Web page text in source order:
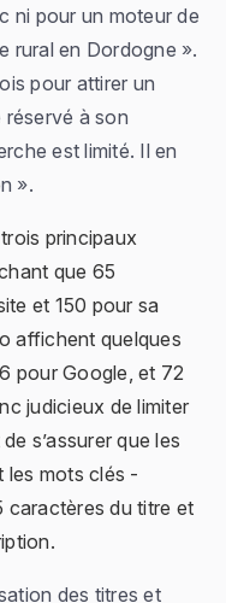
ni pour un moteur de
rural en Dordogne ».
pour attirer un
réservé à son
est limité. Il en
».
principaux
que 65
et 150 pour sa
affichent quelques
pour Google, et 72
judicieux de limiter
s’assurer que les
les mots clés -
caractères du titre et
des titres et